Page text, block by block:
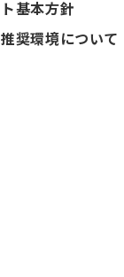
ト基本方針
推奨環境について